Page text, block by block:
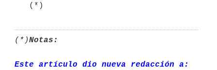
   (*)
(*)Notas:
Este artículo dio nueva redacción a: